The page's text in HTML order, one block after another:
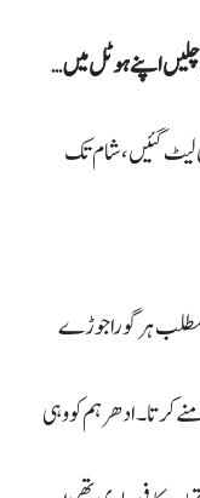
چلیں اپنے ہوٹل میں…
لیٹ گئیں، شام تک
مطلب ہر گورا جوڑے
کرتا۔ ادھر ہم کو وہی